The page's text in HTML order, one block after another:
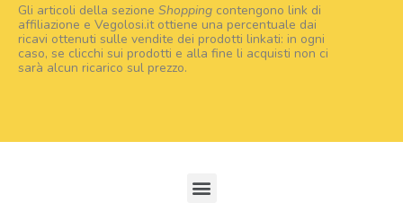
Gli articoli della sezione Shopping contengono link di
affiliazione e Vegolosi.it ottiene una percentuale dai
ricavi ottenuti sulle vendite dei prodotti linkati: in ogni
caso, se clicchi sui prodotti e alla fine li acquisti non ci
sarà alcun ricarico sul prezzo.